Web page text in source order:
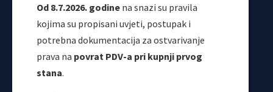
Od 8.7.2026. godine na snazi su pravila
kojima su propisani uvjeti, postupak i
potrebna dokumentacija za ostvarivanje
prava na povrat PDV-a pri kupnji prvog
stana.
Korisni linkovi